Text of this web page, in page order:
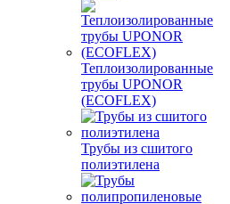
Теплоизолированные
трубы UPONOR
(ECOFLEX)
Трубы из сшитого
полиэтилена